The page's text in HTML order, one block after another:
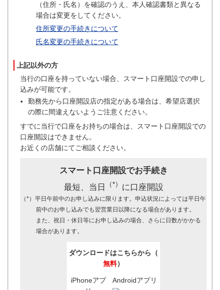
（住所・氏名）を確認のうえ、本人確認書類と異なる
場合は変更をしてください。
住所変更の手続きについて
氏名変更の手続きについて
上記以外の方
当行の口座を持っていない場合、スマート口座開設での申し
込みが可能です。
勤務先から口座開設店の指定がある場合は、希望店選択
の際に間違えないようご注意ください。
すでに当行で口座をお持ちの場合は、スマート口座開設での
口座開設はできません。
お近くの店舗にてご相談ください。
スマート口座開設でお手続き
最短、当日
（*） に口座開設
（*）平日午前中のお申し込みに限ります。申込状況によっては平日午
前中のお申し込みでも翌営業日以降になる場合があります。
また、祝日・休日等にお申し込みの場合、さらに日数がかかる
場合があります。
ダウンロードはこちらから（
無料）
iPhoneアプ
Androidアプリ